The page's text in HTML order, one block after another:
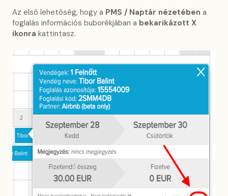
Az első lehetőség, hogy a PMS / Naptár nézetében a
foglalás információs buborékjában a bekarikázott X
ikonra kattintasz.